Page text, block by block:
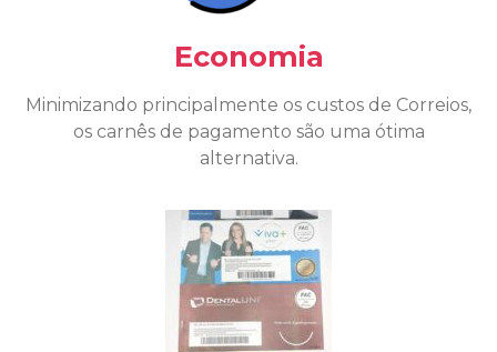
Economia
Minimizando principalmente os custos de Correios,
os carnês de pagamento são uma ótima
alternativa.